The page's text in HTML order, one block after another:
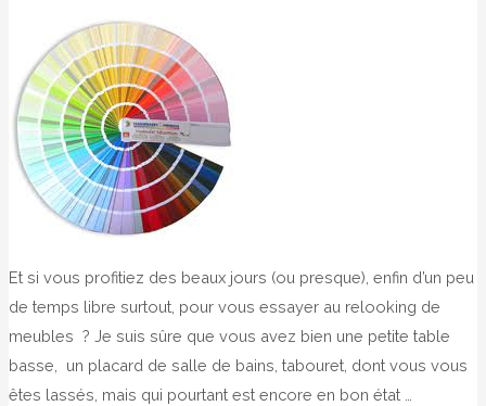
Et si vous profitiez des beaux jours (ou presque), enfin d’un peu
de temps libre surtout, pour vous essayer au relooking de
meubles ? Je suis sûre que vous avez bien une petite table
basse, un placard de salle de bains, tabouret, dont vous vous
êtes lassés, mais qui pourtant est encore en bon état …